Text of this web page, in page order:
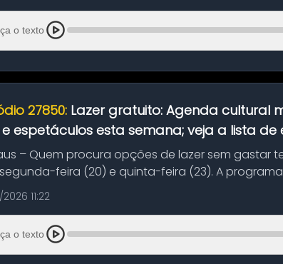
o texto
27850: Lazer gratuito: Agenda cultural
espetáculos esta semana; veja a lista de
– Quem procura opções de lazer sem gastar
feira (20) e quinta-feira (23). A
das ...
11:22
o texto